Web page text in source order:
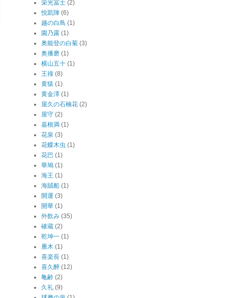
栄光冨士 (2)
悦凱陣 (6)
越の白鳥 (1)
園乃露 (1)
奥能登の白菊 (3)
奥播磨 (1)
横山五十 (1)
王祿 (8)
黄猿 (1)
黄金澤 (1)
屋久の石楠花 (2)
屋守 (2)
嘉根満 (1)
花泉 (3)
花蝶木虫 (1)
花巴 (1)
華鳩 (1)
海王 (1)
海賊船 (1)
開運 (3)
開華 (1)
外飲み (35)
確蔵 (2)
乾坤一 (1)
雁木 (1)
喜楽長 (1)
喜久醉 (12)
亀齢 (2)
久礼 (9)